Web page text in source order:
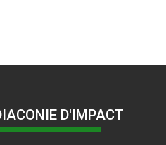
D'IMPACT